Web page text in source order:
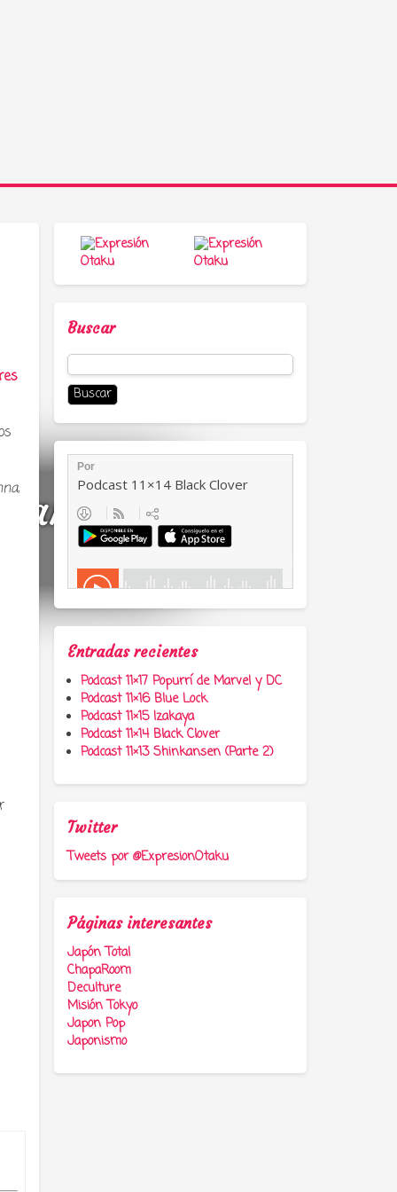
anime y
,
Buscar
Buscar:
Entradas recientes
Podcast 11×17 Popurrí de Marvel y DC
Podcast 11×16 Blue Lock
Podcast 11×15 Izakaya
Podcast 11×14 Black Clover
Podcast 11×13 Shinkansen (Parte 2)
Twitter
Tweets por @ExpresionOtaku
Páginas interesantes
Japón Total
ChapaRoom
Deculture
Misión Tokyo
Japon Pop
Japonismo